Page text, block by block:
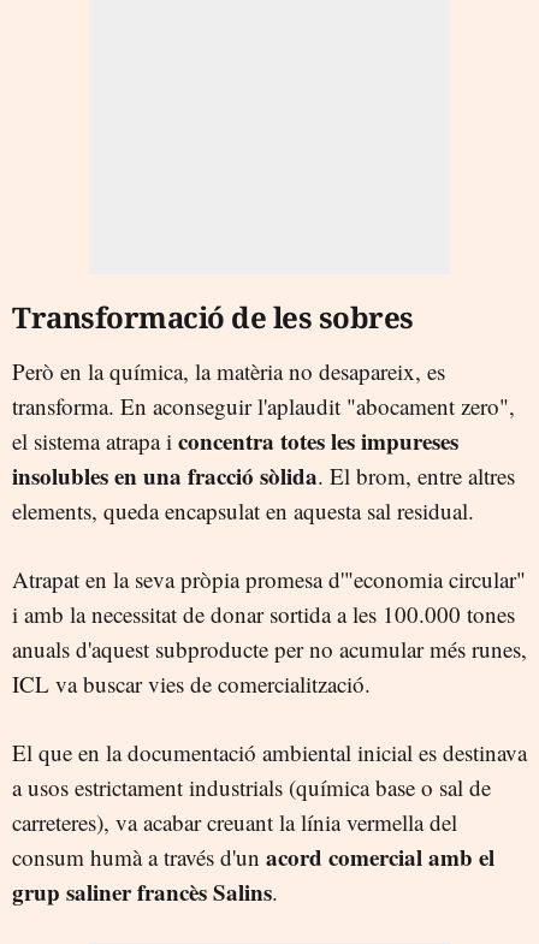
Transformació de les sobres
Però en la química, la matèria no desapareix, es
transforma. En aconseguir l'aplaudit "abocament zero",
el sistema atrapa i concentra totes les impureses
insolubles en una fracció sòlida. El brom, entre altres
elements, queda encapsulat en aquesta sal residual.
Atrapat en la seva pròpia promesa d'"economia circular"
i amb la necessitat de donar sortida a les 100.000 tones
anuals d'aquest subproducte per no acumular més runes,
ICL va buscar vies de comercialització.
El que en la documentació ambiental inicial es destinava
a usos estrictament industrials (química base o sal de
carreteres), va acabar creuant la línia vermella del
consum humà a través d'un acord comercial amb el
grup saliner francès Salins.